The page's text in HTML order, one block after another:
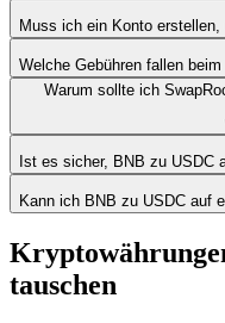
Muss ich ein Konto
Welche Gebühren fallen
Warum sollte ich
Ist es sicher, BNB zu USDC
Kann ich BNB zu USDC auf
tauschen